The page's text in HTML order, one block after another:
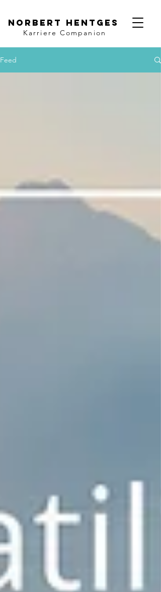
Norbert Hentges
Karriere Companion
Feed